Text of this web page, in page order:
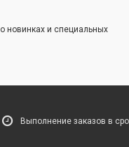
новинках и специальных
Выполнение заказов в